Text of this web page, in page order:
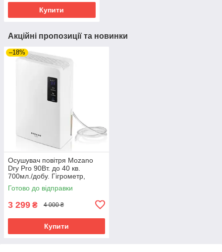
Купити
Акційні пропозиції та новинки
–18%
Осушувач повітря Mozano
Dry Pro 90Вт. до 40 кв.
700мл./добу. Гігрометр,
Бак+шланг для зливу,
Таймер, Білий
Готово до відправки
3 299 ₴ 4 000 ₴
Купити